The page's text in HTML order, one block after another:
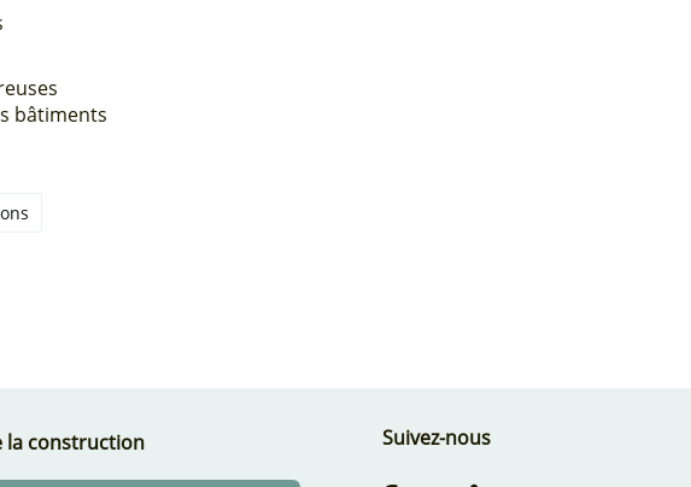
bâtiments
la construction Suivez-nous